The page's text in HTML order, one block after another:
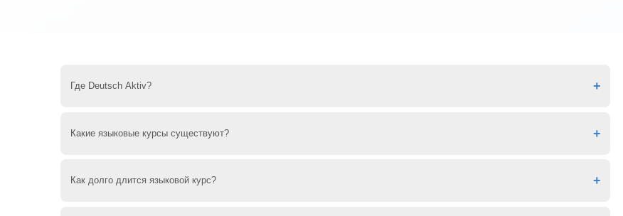
Где Deutsch Aktiv?
Какие языковые курсы существуют?
Как долго длится языковой курс?